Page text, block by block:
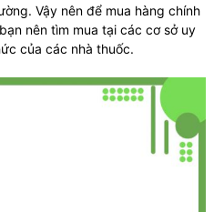
Vậy nên để mua hàng chính
nên tìm mua tại các cơ sở uy
của các nhà thuốc.